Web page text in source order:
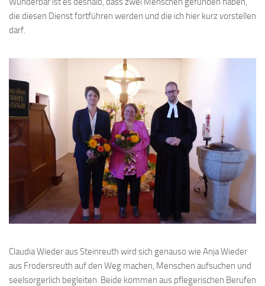
die diesen Dienst fortführen werden und die ich hier kurz vorstellen
darf.
Claudia Wieder aus Steinreuth wird sich genauso wie Anja Wieder
aus Frodersreuth auf den Weg machen, Menschen aufsuchen und
seelsorgerlich begleiten. Beide kommen aus pflegerischen Berufen